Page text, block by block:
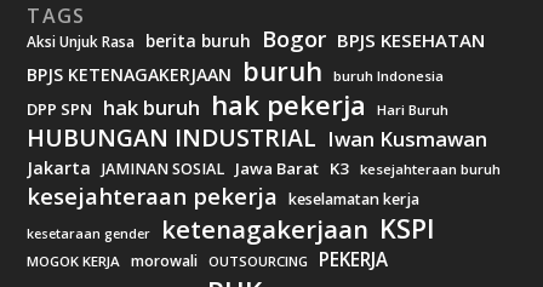
TAGS
Aksi Unjuk Rasa berita buruh Bogor BPJS KESEHATAN
BPJS KETENAGAKERJAAN buruh buruh Indonesia
DPP SPN hak buruh hak pekerja Hari Buruh
HUBUNGAN INDUSTRIAL Iwan Kusmawan
Jakarta JAMINAN SOSIAL Jawa Barat K3 kesejahteraan buruh
kesejahteraan pekerja keselamatan kerja
kesetaraan gender ketenagakerjaan KSPI
MOGOK KERJA morowali OUTSOURCING PEKERJA